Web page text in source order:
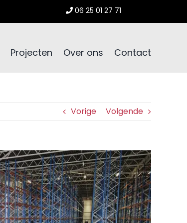
06 25 01 27 71
Projecten Over ons Contact
Vorige Volgende